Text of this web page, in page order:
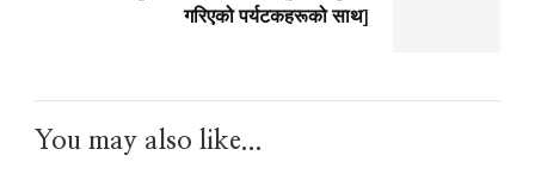
गरिएको पर्यटकहरूको साथ]
You may also like...